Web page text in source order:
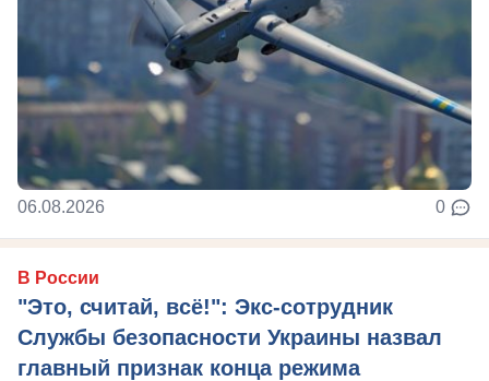
06.08.2026 0
В России
"Это, считай, всё!": Экс-сотрудник
Службы безопасности Украины назвал
главный признак конца режима